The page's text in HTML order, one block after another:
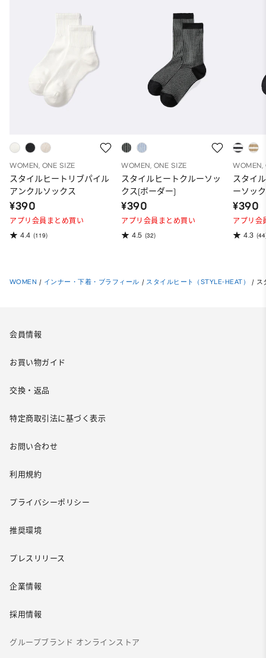
WOMEN, ONE SIZE
スタイルヒートリブパイル
アンクルソックス
¥390
アプリ会員まとめ買い
4.4 (119)
WOMEN, ONE SIZE
スタイルヒートクルーソッ
クス(ボーダー)
¥390
アプリ会員まとめ買い
4.5 (32)
WOMEN,
スタイ
ーソッ
¥390
アプリ会
4.3
WOMEN / インナー・下着・ブラフィール / スタイルヒート（STYLE-HEAT） / ス
会員情報
お買い物ガイド
交換・返品
特定商取引法に基づく表示
お問い合わせ
利用規約
プライバシーポリシー
推奨環境
プレスリリース
企業情報
採用情報
グループブランド オンラインストア